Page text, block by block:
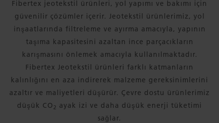
Fibertex jeotekstil ürünleri, yol yapımı ve bakımı için
güvenilir çözümler içerir. Jeotekstil ürünlerimiz, yol
inşaatlarında filtreleme ve ayırma amacıyla, yapının
taşıma kapasitesini azaltan ince parçacıkların
karışmasını önlemek amacıyla kullanılmaktadır.
Fibertex Jeotekstil ürünleri farklı katmanların
kalınlığını en aza indirerek malzeme gereksinimlerini
azaltır ve maliyetleri düşürür. Çevre dostu ürünlerimiz
düşük CO 2 ayak izi ve daha düşük enerji tüketimi
sağlar.